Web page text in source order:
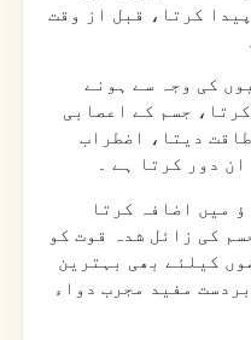
کرتا، قبل از وقت
کی وجہ سے ہونے
جسم کے اعصابی
دیتا، اضطراب
دور کرتا ہے ۔
میں اضافہ کرتا
کی زائل شدہ قوت کو
کیلئے بھی بہترین
مفید مجرب دواء